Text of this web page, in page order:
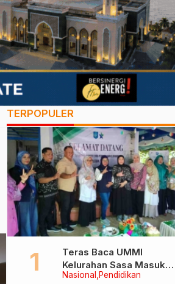
TERPOPULER
Nasional Pendidikan
Teras Baca UMMI
Kelurahan Sasa Masuk
Tiga Besar Nasional, Tim